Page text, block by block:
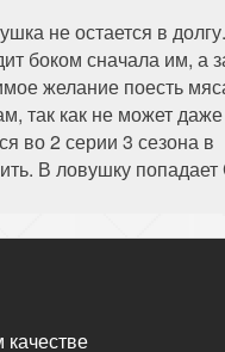
не остается в
боком сначала им, а
желание поесть
так как не может
во 2 серии 3 сезона в
В ловушку